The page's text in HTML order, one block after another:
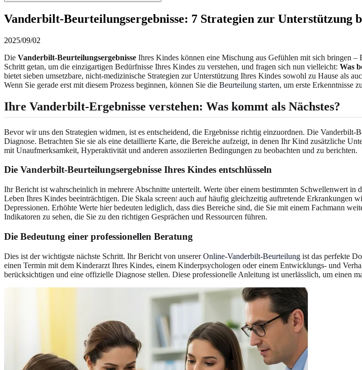
Vanderbilt-Beurteilungsergebnisse: 7 Strategien zur Unterstützung
2025/09/02
Die Vanderbilt-Beurteilungsergebnisse Ihres Kindes können eine Mischung aus Gefühlen mit sich bringen
Schritt getan, um die einzigartigen Bedürfnisse Ihres Kindes zu verstehen, und fragen sich nun vielleicht: Was
bietet sieben umsetzbare, nicht-medizinische Strategien zur Unterstützung Ihres Kindes sowohl zu Hause als
Wenn Sie gerade erst mit diesem Prozess beginnen, können Sie die Beurteilung starten, um erste Erkenntnisse
Ihre Vanderbilt-Ergebnisse verstehen: Was kommt als Nächstes?
Bevor wir uns den Strategien widmen, ist es entscheidend, die Ergebnisse richtig einzuordnen. Die
Diagnose. Betrachten Sie sie als eine detaillierte Karte, die Bereiche aufzeigt, in denen Ihr Kind zusätzliche
mit Unaufmerksamkeit, Hyperaktivität und anderen assoziierten Bedingungen zu beobachten und zu berichten.
Die Vanderbilt-Beurteilungsergebnisse Ihres Kindes entschlüsseln
Ihr Bericht ist wahrscheinlich in mehrere Abschnitte unterteilt. Werte über einem bestimmten Schwellenwert
Leben Ihres Kindes beeinträchtigen. Die Skala screentauch auf häufig gleichzeitig auftretende Erkrankungen
Depressionen. Erhöhte Werte hier bedeuten lediglich, dass dies Bereiche sind, die Sie mit einem Fachmann
Indikatoren zu sehen, die Sie zu den richtigen Gesprächen und Ressourcen führen.
Die Bedeutung einer professionellen Beratung
Dies ist der wichtigste nächste Schritt. Ihr Bericht von unsererOnline-Vanderbilt-Beurteilung ist das perfekte
einen Termin mit dem Kinderarzt Ihres Kindes, einem Kinderpsychologen oder einem Entwicklungs- und
berücksichtigen und eine offizielle Diagnose stellen. Diese professionelle Anleitung ist unerlässlich, um einen